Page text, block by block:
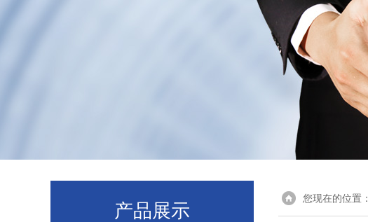
产品展示
您现在的位置：